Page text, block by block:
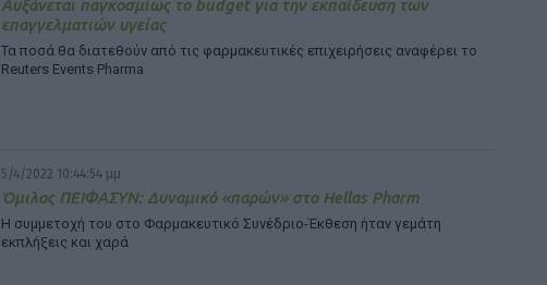
Αυξάνεται παγκοσμίως το budget για την εκπαίδευση των
επαγγελματιών υγείας
Τα ποσά θα διατεθούν από τις φαρμακευτικές επιχειρήσεις αναφέρει το
Reuters Events Pharma
5/4/2022 10:44:54 μμ
Όμιλος ΠΕΙΦΑΣΥΝ: Δυναμικό «παρών» στο Hellas Pharm
Η συμμετοχή του στο Φαρμακευτικό Συνέδριο-Έκθεση ήταν γεμάτη
εκπλήξεις και χαρά